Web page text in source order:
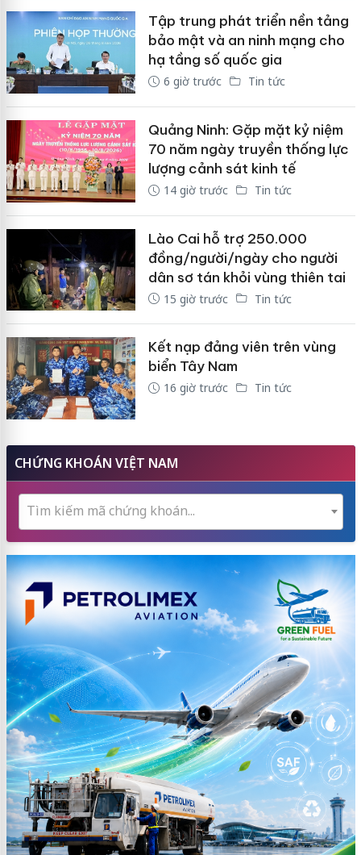
Tập trung phát triển nền tảng
bảo mật và an ninh mạng cho
hạ tầng số quốc gia
6 giờ trước Tin tức
Quảng Ninh: Gặp mặt kỷ niệm
70 năm ngày truyền thống lực
lượng cảnh sát kinh tế
14 giờ trước Tin tức
Lào Cai hỗ trợ 250.000
đồng/người/ngày cho người
dân sơ tán khỏi vùng thiên tai
15 giờ trước Tin tức
Kết nạp đảng viên trên vùng
biển Tây Nam
16 giờ trước Tin tức
CHỨNG KHOÁN VIỆT NAM
Tìm kiếm mã chứng khoán...